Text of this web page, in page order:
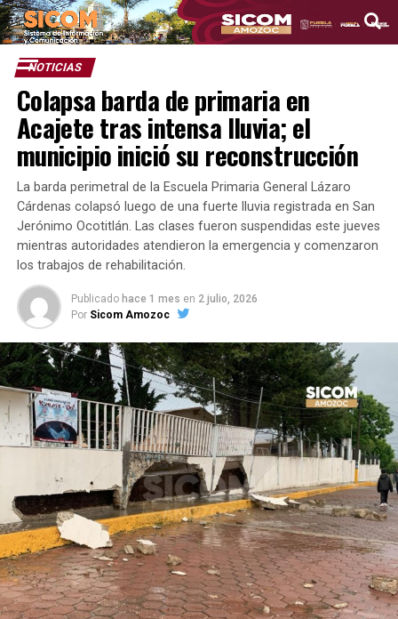
NOTICIAS
Colapsa barda de primaria en
Acajete tras intensa lluvia; el
municipio inició su reconstrucción
La barda perimetral de la Escuela Primaria General Lázaro
Cárdenas colapsó luego de una fuerte lluvia registrada en San
Jerónimo Ocotitlán. Las clases fueron suspendidas este jueves
mientras autoridades atendieron la emergencia y comenzaron
los trabajos de rehabilitación.
Publicado hace 1 mes en 2 julio, 2026
Por Sicom Amozoc